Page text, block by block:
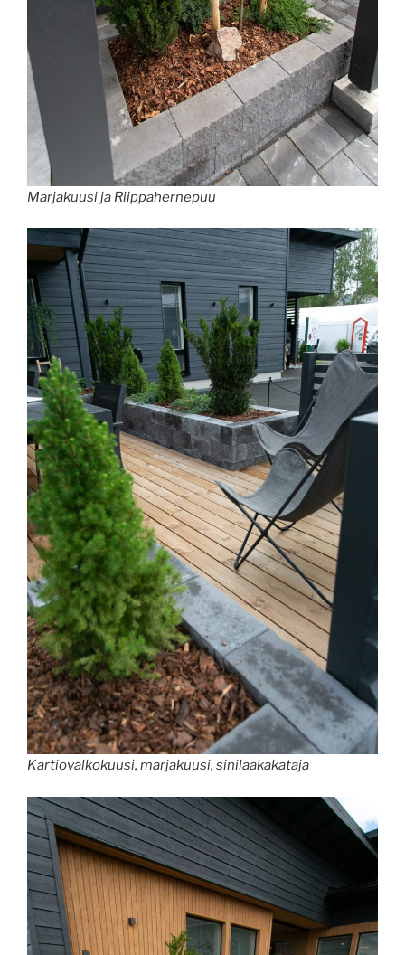
Marjakuusi ja Riippahernepuu
Kartiovalkokuusi, marjakuusi, sinilaakakataja